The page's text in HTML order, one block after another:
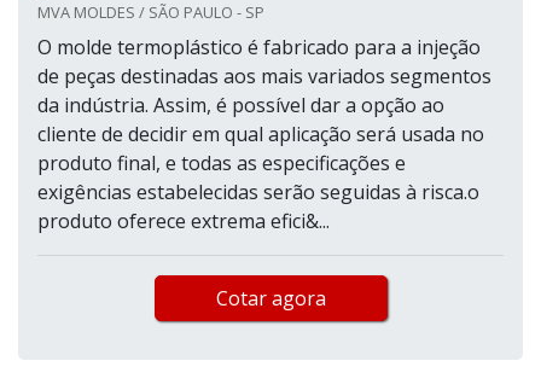
MVA MOLDES / SÃO PAULO - SP
O molde termoplástico é fabricado para a injeção
de peças destinadas aos mais variados segmentos
da indústria. Assim, é possível dar a opção ao
cliente de decidir em qual aplicação será usada no
produto final, e todas as especificações e
exigências estabelecidas serão seguidas à risca.o
produto oferece extrema efici&...
Cotar agora